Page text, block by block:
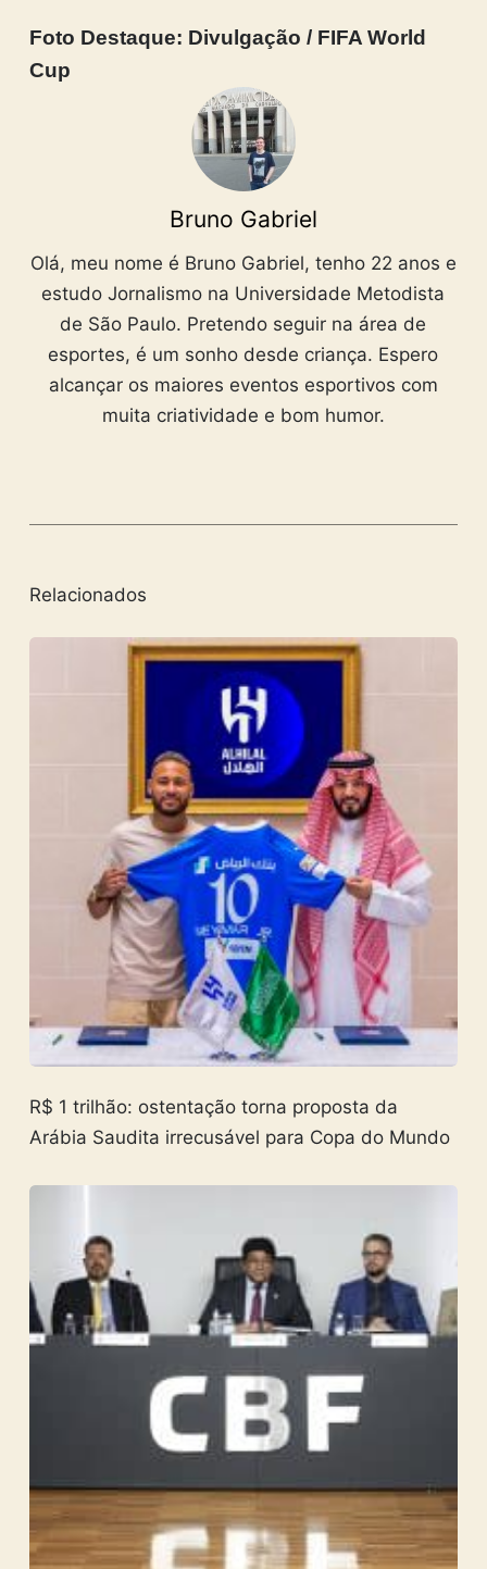
Foto Destaque: Divulgação / FIFA World
Cup
Bruno Gabriel
Olá, meu nome é Bruno Gabriel, tenho 22 anos e
estudo Jornalismo na Universidade Metodista
de São Paulo. Pretendo seguir na área de
esportes, é um sonho desde criança. Espero
alcançar os maiores eventos esportivos com
muita criatividade e bom humor.
Relacionados
R$ 1 trilhão: ostentação torna proposta da
Arábia Saudita irrecusável para Copa do Mundo